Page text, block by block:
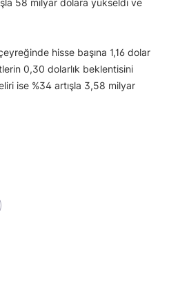
58 milyar dolara yükseldi ve
hisse başına 1,16 dolar
0,30 dolarlık beklentisini
ise %34 artışla 3,58 milyar